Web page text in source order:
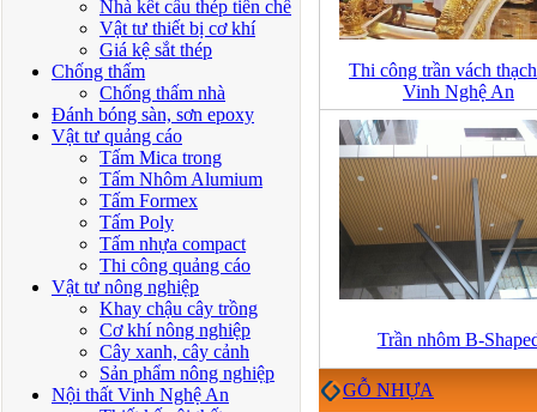
Nhà kết cấu thép tiền chế
Vật tư thiết bị cơ khí
Giá kệ sắt thép
Chống thấm
Chống thấm nhà
Đánh bóng sàn, sơn epoxy
Vật tư quảng cáo
Tấm Mica trong
Tấm Nhôm Alumium
Tấm Formex
Tấm Poly
Tấm nhựa compact
Thi công quảng cáo
Vật tư nông nghiệp
Khay chậu cây trồng
Cơ khí nông nghiệp
Cây xanh, cây cảnh
Sản phẩm nông nghiệp
Nội thất Vinh Nghệ An
Thi công trần vách
Vinh Nghệ An
Trần nhôm B-
GỖ NHỰA